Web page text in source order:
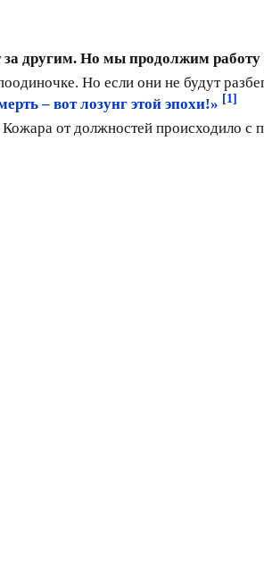
другим. Но мы продолжим работу
Но если они не будут
– вот лозунг этой эпохи!» [1]
от должностей происходило с